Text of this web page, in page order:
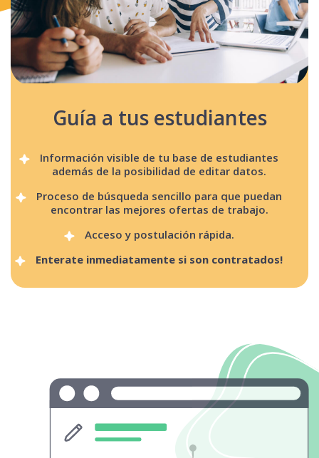
Guía a tus estudiantes
Información visible de tu base de estudiantes
además de la posibilidad de editar datos.
Proceso de búsqueda sencillo para que puedan
encontrar las mejores ofertas de trabajo.
Acceso y postulación rápida.
Enterate inmediatamente si son contratados!